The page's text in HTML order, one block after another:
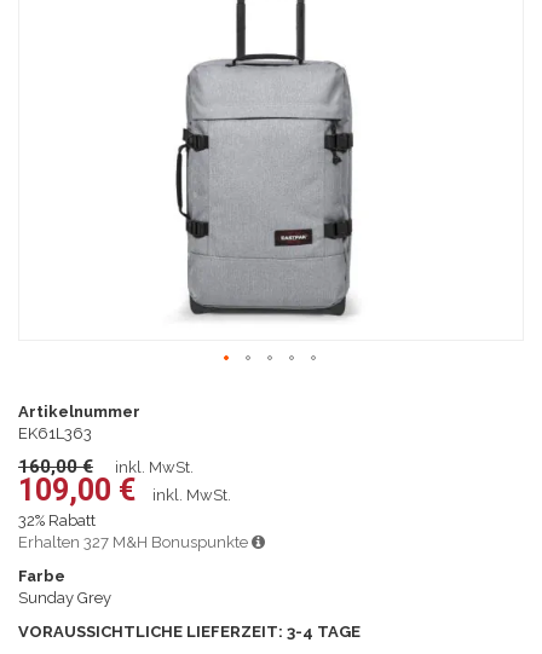
Anfang
der
springen
Artikelnummer
EK61L363
160,00 € inkl. MwSt.
109,00 €
inkl. MwSt.
32% Rabatt
Erhalten 327 M&H Bonuspunkte
Farbe
Sunday Grey
VORAUSSICHTLICHE LIEFERZEIT: 3-4 TAGE